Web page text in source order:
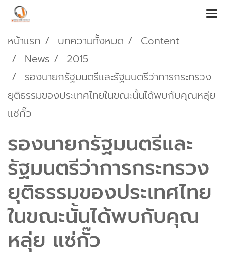
หน้าแรก บทความทั้งหมด
Content
News
2015
รองนายกรัฐมนตรีและรัฐมนตรีว่าการกระทรวง
ยุติธรรมของประเทศไทยในขณะนั้นได้พบกับคุณหลุ่ย
แซ่กั๊ว
รองนายกรัฐมนตรีและ
รัฐมนตรีว่าการกระทรวง
ยุติธรรมของประเทศไทย
ในขณะนั้นได้พบกับคุณ
หลุ่ย แซ่กั๊ว